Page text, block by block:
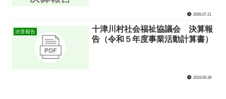
2026.07.21
決算報告
十津川村社会福祉協議会 決算報
告（令和５年度事業活動計算書）
2024.06.28